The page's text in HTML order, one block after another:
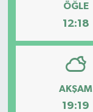
ÖĞLE
12:18
AKŞAM
19:19